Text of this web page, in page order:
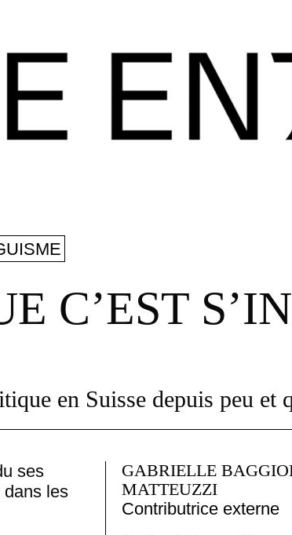
C’EST
en Suisse depuis peu et
ses
les
GABRIELLE
MATTEUZZI
Contributrice externe